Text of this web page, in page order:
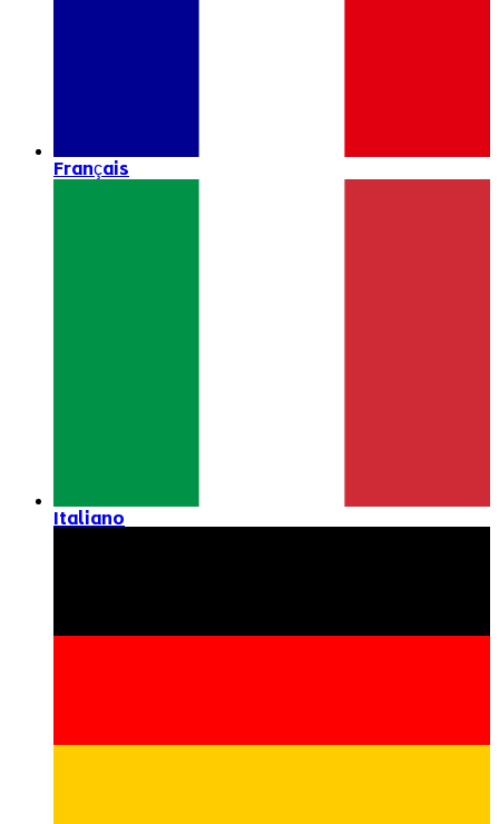
Français
Italiano